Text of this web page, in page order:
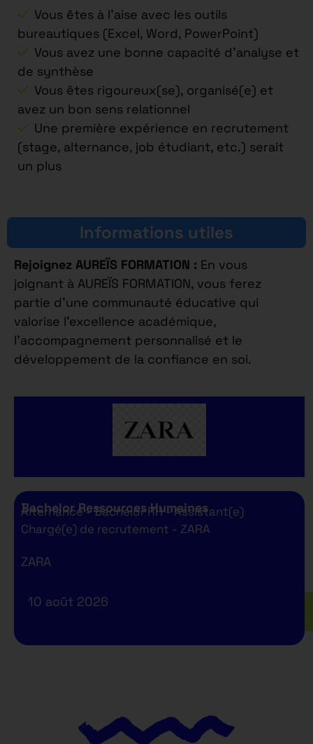
Vous êtes à l’aise avec les outils
bureautiques (Excel, Word, PowerPoint)
Vous avez une bonne capacité d’analyse et
de synthèse
Vous êtes rigoureux(se), organisé(e) et
avez un bon sens relationnel
Une première expérience en recrutement
(stage, alternance, job étudiant, etc.) serait
un plus
Informations utiles
Rejoignez AUREÏS FORMATION : En vous
joignant à AUREÏS FORMATION, vous ferez
partie d’une communauté éducative qui
valorise l’excellence académique,
l’accompagnement personnalisé et le
développement de la confiance en soi.
Bachelor Ressources Humaines
Alternance - Bachelor RH - Assistant(e)
Chargé(e) de recrutement - ZARA
ZARA
10 août 2026